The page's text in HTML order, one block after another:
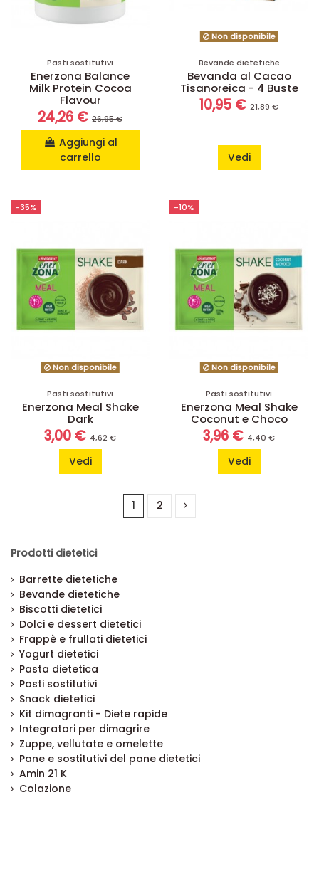
Pasti sostitutivi
Enerzona Balance
Milk Protein Cocoa
Flavour
24,26 € 26,95 €
Aggiungi al
carrello
Non disponibile
Bevande dietetiche
Bevanda al Cacao
Tisanoreica - 4 Buste
10,95 € 21,89 €
Vedi
-35%
Non disponibile
Pasti sostitutivi
Enerzona Meal Shake
Dark
3,00 € 4,62 €
Vedi
-10%
Non disponibile
Pasti sostitutivi
Enerzona Meal Shake
Coconut e Choco
3,96 € 4,40 €
Vedi
1 2
Prodotti dietetici
Barrette dietetiche
Bevande dietetiche
Biscotti dietetici
Dolci e dessert dietetici
Frappè e frullati dietetici
Yogurt dietetici
Pasta dietetica
Pasti sostitutivi
Snack dietetici
Kit dimagranti - Diete rapide
Integratori per dimagrire
Zuppe, vellutate e omelette
Pane e sostitutivi del pane dietetici
Amin 21 K
Colazione